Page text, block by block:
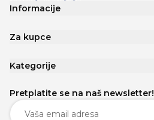
Informacije
Za kupce
Kategorije
Pretplatite se na naš newsletter!